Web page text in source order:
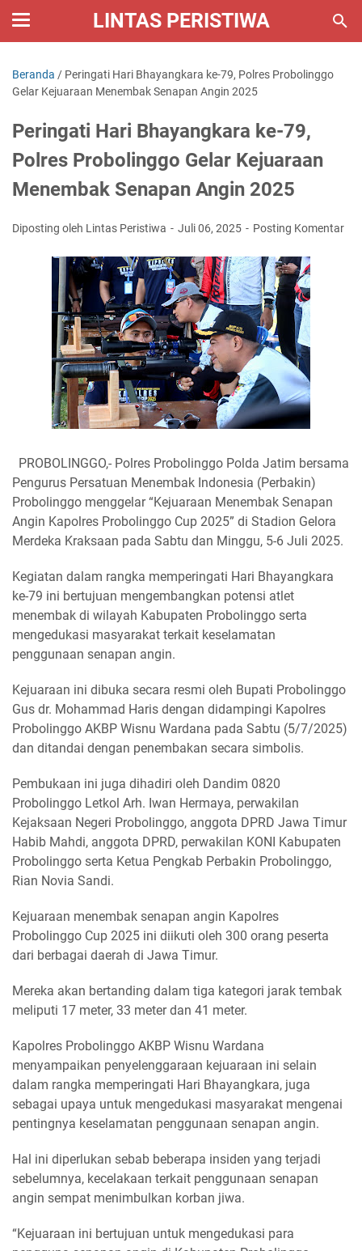
LINTAS PERISTIWA
Beranda / Peringati Hari Bhayangkara ke-79, Polres Probolinggo
Gelar Kejuaraan Menembak Senapan Angin 2025
Peringati Hari Bhayangkara ke-79,
Polres Probolinggo Gelar Kejuaraan
Menembak Senapan Angin 2025
Diposting oleh Lintas Peristiwa Juli 06, 2025 Posting Komentar
PROBOLINGGO,- Polres Probolinggo Polda Jatim bersama
Pengurus Persatuan Menembak Indonesia (Perbakin)
Probolinggo menggelar “Kejuaraan Menembak Senapan
Angin Kapolres Probolinggo Cup 2025” di Stadion Gelora
Merdeka Kraksaan pada Sabtu dan Minggu, 5-6 Juli 2025.
Kegiatan dalam rangka memperingati Hari Bhayangkara
ke-79 ini bertujuan mengembangkan potensi atlet
menembak di wilayah Kabupaten Probolinggo serta
mengedukasi masyarakat terkait keselamatan
penggunaan senapan angin.
Kejuaraan ini dibuka secara resmi oleh Bupati Probolinggo
Gus dr. Mohammad Haris dengan didampingi Kapolres
Probolinggo AKBP Wisnu Wardana pada Sabtu (5/7/2025)
dan ditandai dengan penembakan secara simbolis.
Pembukaan ini juga dihadiri oleh Dandim 0820
Probolinggo Letkol Arh. Iwan Hermaya, perwakilan
Kejaksaan Negeri Probolinggo, anggota DPRD Jawa Timur
Habib Mahdi, anggota DPRD, perwakilan KONI Kabupaten
Probolinggo serta Ketua Pengkab Perbakin Probolinggo,
Rian Novia Sandi.
Kejuaraan menembak senapan angin Kapolres
Probolinggo Cup 2025 ini diikuti oleh 300 orang peserta
dari berbagai daerah di Jawa Timur.
Mereka akan bertanding dalam tiga kategori jarak tembak
meliputi 17 meter, 33 meter dan 41 meter.
Kapolres Probolinggo AKBP Wisnu Wardana
menyampaikan penyelenggaraan kejuaraan ini selain
dalam rangka memperingati Hari Bhayangkara, juga
sebagai upaya untuk mengedukasi masyarakat mengenai
pentingnya keselamatan penggunaan senapan angin.
Hal ini diperlukan sebab beberapa insiden yang terjadi
sebelumnya, kecelakaan terkait penggunaan senapan
angin sempat menimbulkan korban jiwa.
“Kejuaraan ini bertujuan untuk mengedukasi para